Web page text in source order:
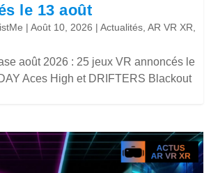
le 13 août
|Août 10, 2026 |Actualités ,AR VR XR
août 2026 : 25 jeux VR annoncés le
Aces High et DRIFTERS Blackout